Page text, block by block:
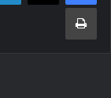
طباعة